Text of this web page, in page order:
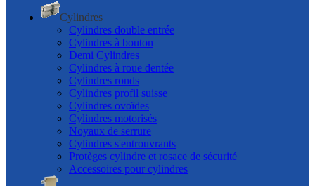
Cylindres
Cylindres double entrée
Cylindres à bouton
Demi Cylindres
Cylindres à roue dentée
Cylindres ronds
Cylindres profil suisse
Cylindres ovoïdes
Cylindres motorisés
Noyaux de serrure
Cylindres s'entrouvrants
Protèges cylindre et rosace de sécurité
Accessoires pour cylindres